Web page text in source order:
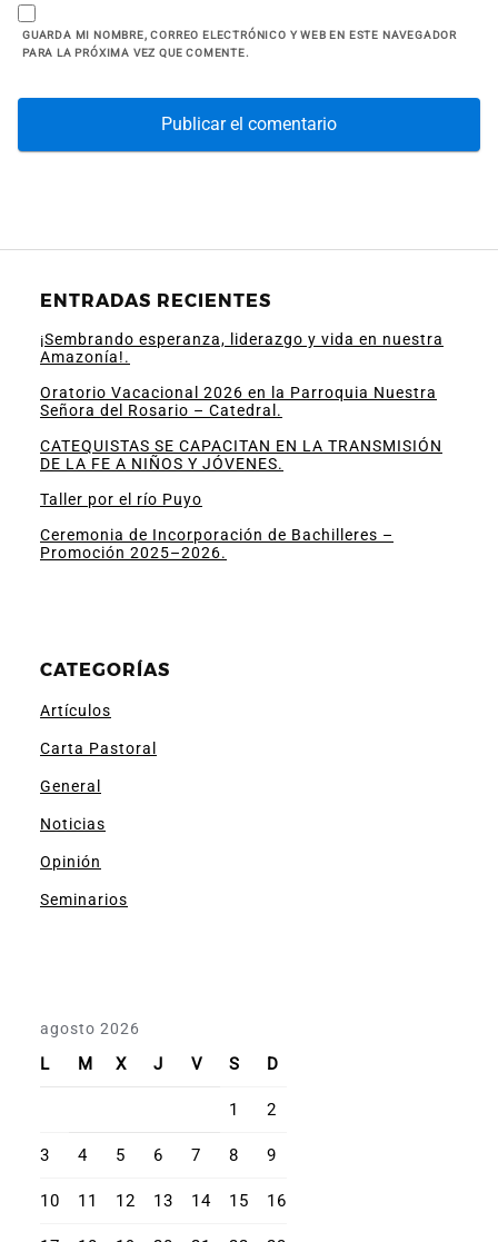
GUARDA MI NOMBRE, CORREO ELECTRÓNICO Y WEB EN ESTE NAVEGADOR
PARA LA PRÓXIMA VEZ QUE COMENTE.
ENTRADAS RECIENTES
¡Sembrando esperanza, liderazgo y vida en nuestra
Amazonía!.
Oratorio Vacacional 2026 en la Parroquia Nuestra
Señora del Rosario – Catedral.
CATEQUISTAS SE CAPACITAN EN LA TRANSMISIÓN
DE LA FE A NIÑOS Y JÓVENES.
Taller por el río Puyo
Ceremonia de Incorporación de Bachilleres –
Promoción 2025–2026.
CATEGORÍAS
Artículos
Carta Pastoral
General
Noticias
Opinión
Seminarios
agosto 2026
L M X J V S D
1 2
3 4 5 6 7 8 9
10 11 12 13 14 15 16